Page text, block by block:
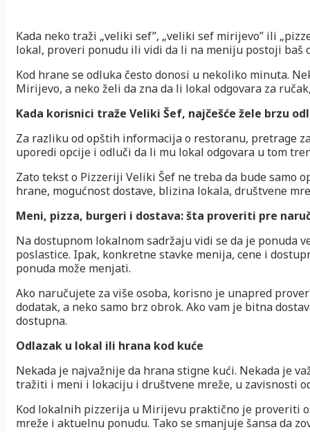
Kada neko traži „veliki sef”, „veliki sef mirijevo” ili
lokal, proveri ponudu ili vidi da li na meniju postoji baš
Kod hrane se odluka često donosi u nekoliko minuta.
Mirijevo, a neko želi da zna da li lokal odgovara za
Kada korisnici traže Veliki Šef, najčešće žele brzu
Za razliku od opštih informacija o restoranu, pretrage
uporedi opcije i odluči da li mu lokal odgovara u tom
Zato tekst o Pizzeriji Veliki Šef ne treba da bude samo
hrane, mogućnost dostave, blizina lokala, društvene
Meni, pizza, burgeri i dostava: šta proveriti pre
Na dostupnom lokalnom sadržaju vidi se da je ponuda
poslastice. Ipak, konkretne stavke menija, cene i
ponuda može menjati.
Ako naručujete za više osoba, korisno je unapred
dodatak, a neko samo brz obrok. Ako vam je bitna
dostupna.
Odlazak u lokal ili hrana kod kuće
Nekada je najvažnije da hrana stigne kući. Nekada je
tražiti i meni i lokaciju i društvene mreže, u zavisnosti
Kod lokalnih pizzerija u Mirijevu praktično je proveriti
mreže i aktuelnu ponudu. Tako se smanjuje šansa da